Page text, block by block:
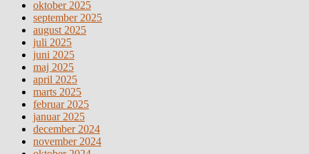
oktober 2025
september 2025
august 2025
juli 2025
juni 2025
maj 2025
april 2025
marts 2025
februar 2025
januar 2025
december 2024
november 2024